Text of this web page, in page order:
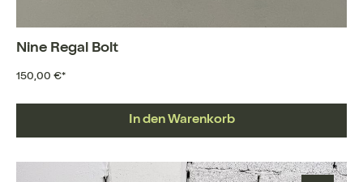
Nine Regal Bolt
150,00 €*
In den Warenkorb